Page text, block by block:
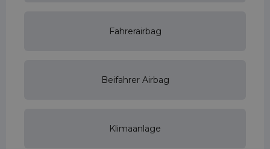
Fahrerairbag
Beifahrer Airbag
Klimaanlage